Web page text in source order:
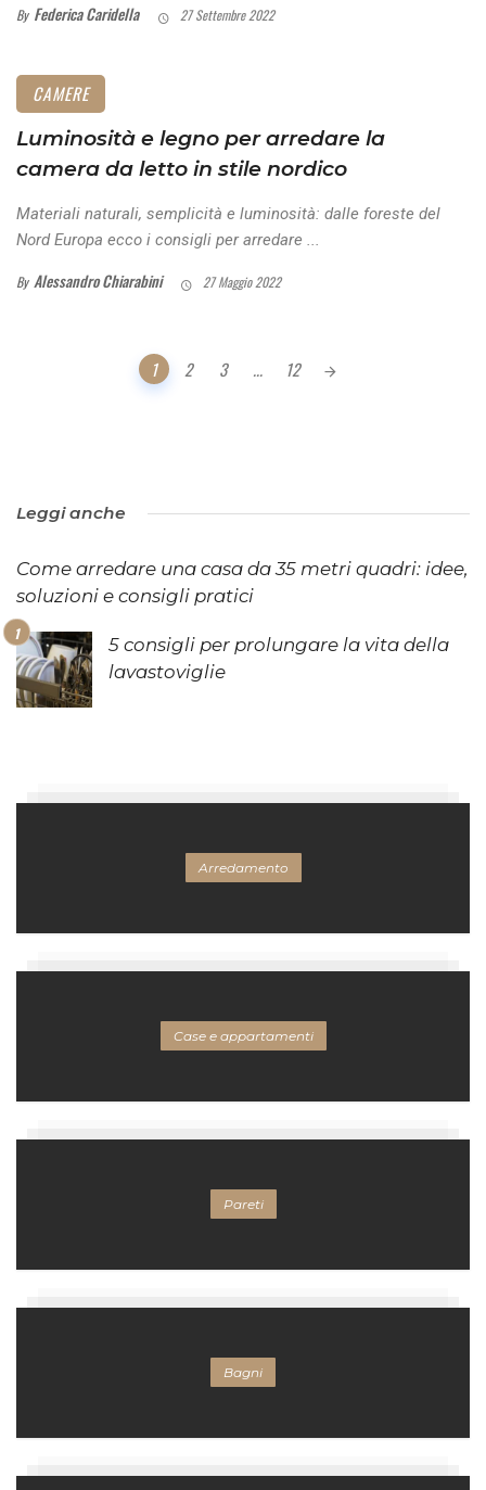
By Federica Caridella 27 Settembre 2022
CAMERE
Luminosità e legno per arredare la
camera da letto in stile nordico
Materiali naturali, semplicità e luminosità: dalle foreste del
Nord Europa ecco i consigli per arredare ...
By Alessandro Chiarabini 27 Maggio 2022
1 2 3 ... 12
Leggi anche
Come arredare una casa da 35 metri quadri: idee,
soluzioni e consigli pratici
5 consigli per prolungare la vita della
lavastoviglie
Arredamento
Case e appartamenti
Pareti
Bagni